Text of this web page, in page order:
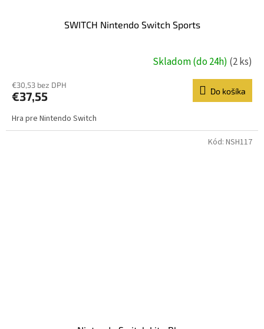
SWITCH Nintendo Switch Sports
Skladom (do 24h) (2 ks)
€30,53 bez DPH
€37,55 Do košíka
Hra pre Nintendo Switch
Kód: NSH117